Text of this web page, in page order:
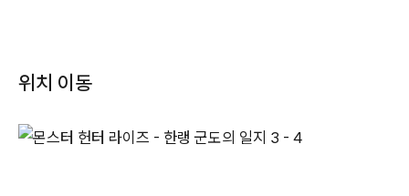
위치 이동